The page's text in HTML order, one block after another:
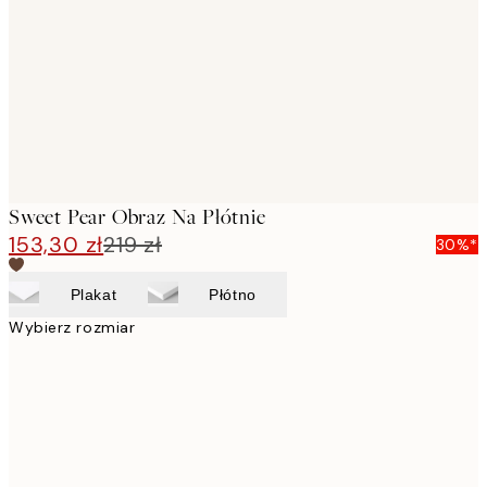
Sweet Pear Obraz Na Płótnie
153,30 zł219 zł 30%*
Plakat Płótno
Wybierz rozmiar